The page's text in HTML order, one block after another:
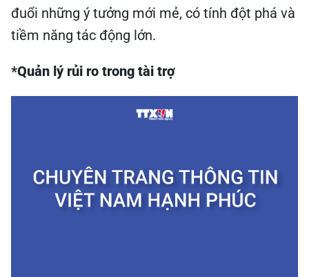
đuổi những ý tưởng mới mẻ, có tính đột phá và
tiềm năng tác động lớn.
*Quản lý rủi ro trong tài trợ